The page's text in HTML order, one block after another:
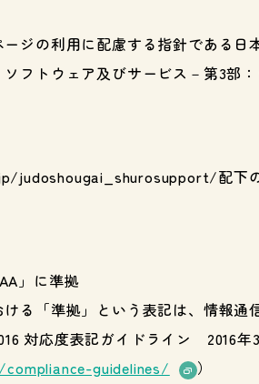
ジの利用に配慮する指針である日
フトウェア及びサービス－第3部
配下の
」に準拠
る「準拠」という表記は、情報
対応度表記ガイドライン 2016年
guidelines/ ）